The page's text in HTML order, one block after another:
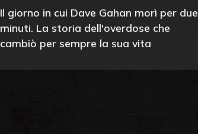
Il giorno in cui Dave Gahan morì per due
minuti. La storia dell'overdose che
cambiò per sempre la sua vita